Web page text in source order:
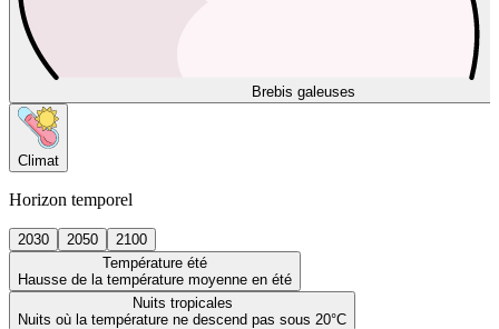
Brebis galeuses
Climat
Horizon temporel
2030 2050
2100
Température été
Hausse de la température moyenne en été
Nuits tropicales
Nuits où la température ne descend pas sous 20°C